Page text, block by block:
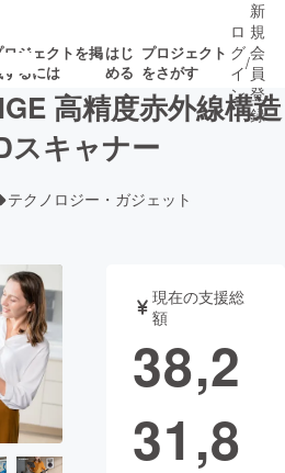
ロジェクトを掲
るには
はじ
める
プロジェクト
をさがす
ロジェクト
音楽
ジェット ゲーム・
ロ
グ
イ
ン
/
新
規
会
員
登
録
高精度赤外線構造
スキャナー
テクノロジー・ガジェット
現在の支援総
額
38,2
31,8